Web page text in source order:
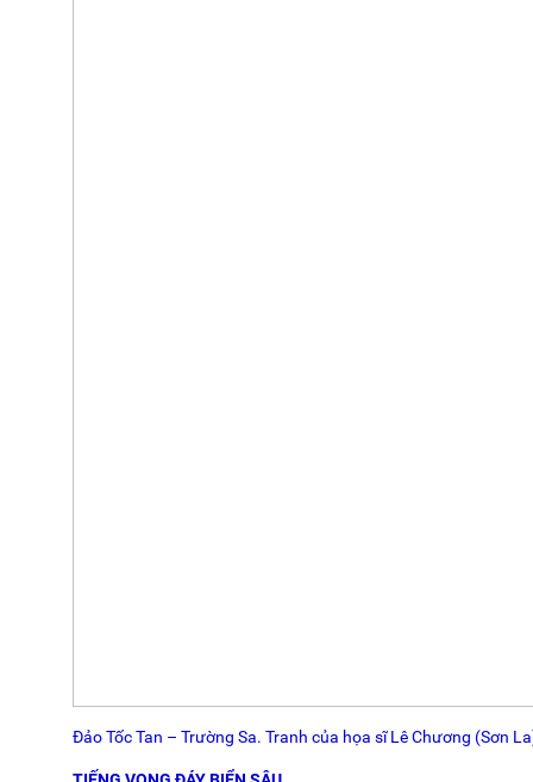
Đảo Tốc Tan – Trường Sa. Tranh của họa sĩ Lê Chương (Sơn